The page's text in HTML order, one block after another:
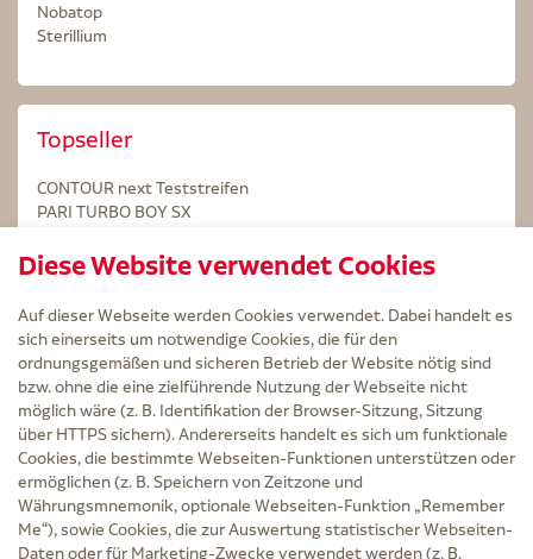
Nobatop
Sterillium
Topseller
CONTOUR next Teststreifen
PARI TURBO BOY SX
Kintex Kinesiologie Tape blau
Service
Versand und Lieferzeit
Kontakt
FAQ
AGB
Cookie-Einstellungen
Datenschutz
Erklärung zur Barrierefreiheit
Diese Website verwendet Cookies
Auf dieser Webseite werden Cookies verwendet. Dabei handelt es
sich einerseits um notwendige Cookies, die für den
ordnungsgemäßen und sicheren Betrieb der Website nötig sind
bzw. ohne die eine zielführende Nutzung der Webseite nicht
möglich wäre (z. B. Identifikation der Browser-Sitzung, Sitzung
über HTTPS sichern). Andererseits handelt es sich um funktionale
Cookies, die bestimmte Webseiten-Funktionen unterstützen oder
ermöglichen (z. B. Speichern von Zeitzone und
Währungsmnemonik, optionale Webseiten-Funktion „Remember
Me“), sowie Cookies, die zur Auswertung statistischer Webseiten-
Daten oder für Marketing-Zwecke verwendet werden (z. B.